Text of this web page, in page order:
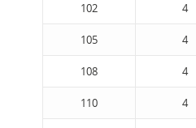
102 4
105 4
108 4
110 4